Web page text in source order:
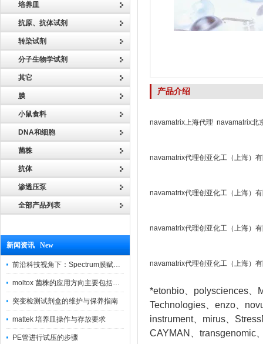
培养皿
抗原、抗体试剂
转染试剂
分子生物学试剂
其它
膜
小鼠食料
DNA和细胞
菌株
抗体
渗透压泵
全部产品列表
新闻资讯 New
前沿科技视角下：Spectrum膜赋能精密制造
moltox 菌株的应用方向主要包括以下几个方面
突变检测试剂盒的维护与保养指南
mattek 培养皿操作与存放要求
PE管进行试压的步骤
产品介绍
navamatrix上海代理 navamatrix
navamatrix代理创亚化工（上海）
navamatrix代理创亚化工（上海）
navamatrix代理创亚化工（上海）
navamatrix代理创亚化工（上海）
*etonbio、polysciences、
Technologies、enzo、
instrument、mirus、
CAYMAN、transgenomic